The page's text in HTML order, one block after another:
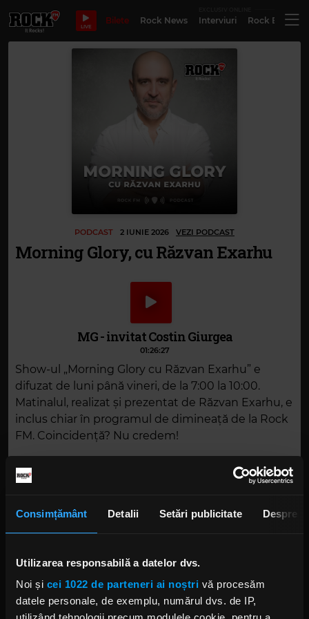
Consimțământ Detalii Setări publicitate Despre
Utilizarea responsabilă a datelor dvs.
Noi și cei 1022 de parteneri ai noștri vă procesăm
datele personale, de exemplu, numărul dvs. de IP,
LIVE
Bilete Rock News Interviuri Rock
PODCAST 2 IUNIE 2026 VEZI PODCAST
Morning Glory, cu Răzvan Exarhu
MG - invitat Costin Giurgea
01:26:27
Show-ul „Morning Glory cu Răzvan Exarhu” e
difuzat de luni până vineri, de la 7:00 la 10:00.
Matinalul, realizat și prezentat de Răzvan Exarhu, e
inclus chiar în programul de dimineață de la Rock
FM. Coincidență? Nu credem!
MG la Electric Castle - ziua 4
19 IULIE 2026 –